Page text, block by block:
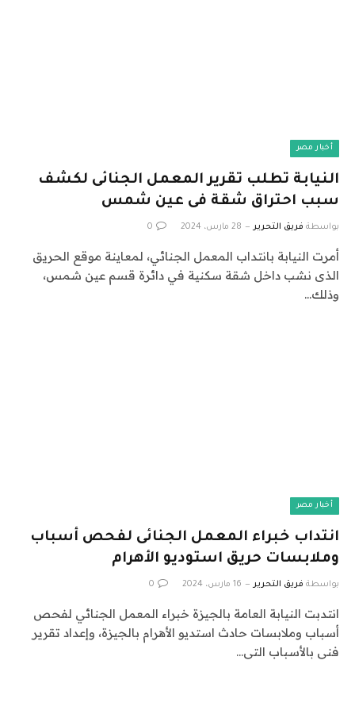
أخبار مصر
النيابة تطلب تقرير المعمل الجنائى لكشف
سبب احتراق شقة فى عين شمس
بواسطة فريق التحرير 28 مارس، 2024 0
أمرت النيابة بانتداب المعمل الجنائي، لمعاينة موقع الحريق
الذى نشب داخل شقة سكنية في دائرة قسم عين شمس،
وذلك…
أخبار مصر
انتداب خبراء المعمل الجنائى لفحص أسباب
وملابسات حريق استوديو الأهرام
بواسطة فريق التحرير 16 مارس، 2024 0
انتدبت النيابة العامة بالجيزة خبراء المعمل الجنائي لفحص
أسباب وملابسات حادث استديو الأهرام بالجيزة، وإعداد تقرير
فنى بالأسباب التى…